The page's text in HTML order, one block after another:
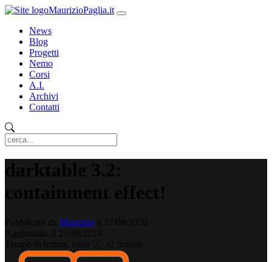
MaurizioPaglia.it
News
Blog
Progetti
Nemo
Corsi
A.I.
Archivi
Contatti
Maurizio
Tempo di lettura, circa